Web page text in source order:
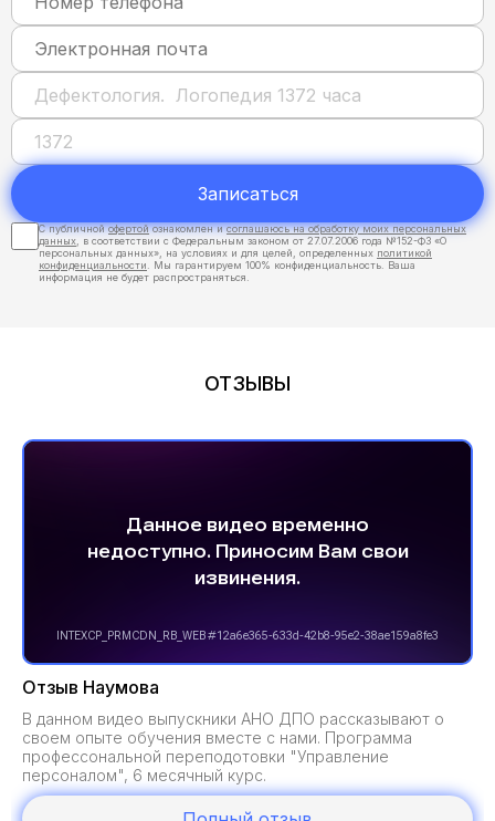
Записаться
С публичнойофертойознакомлен исоглашаюсь на обработку моих персональных
данных , в соответствии с Федеральным законом от 27.07.2006 года №152-ФЗ «О
персональных данных», на условиях и для целей, определенных политикой
конфиденциальности . Мы гарантируем 100% конфиденциальность. Ваша
информация не будет распространяться.
ОТЗЫВЫ
Отзыв Наумова
В данном видео выпускники АНО ДПО рассказывают о
своем опыте обучения вместе с нами. Программа
профессональной переподотовки "Управление
персоналом", 6 месячный курс.